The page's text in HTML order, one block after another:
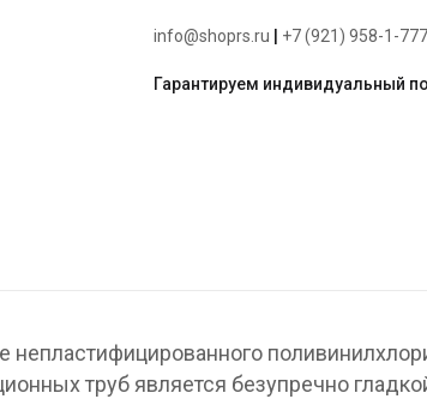
info@shoprs.ru +7 (921) 958-1-777
Гарантируем индивидуальный
непластифицированного
труб является безупречно